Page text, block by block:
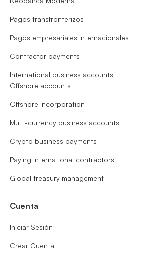
Pagos transfronterizos
Pagos empresariales internacionales
Contractor payments
International business accounts
Offshore accounts
Offshore incorporation
Multi-currency business accounts
Crypto business payments
Paying international contractors
Global treasury management
Cuenta
Iniciar Sesión
Crear Cuenta